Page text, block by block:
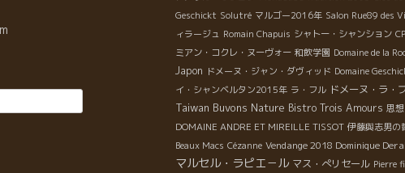
た。
いくタイプ。ワインの優しさと確実性が表
る。 実にソフトで疲れた時、二日酔いでも
くスーット体に入っていく絶品。 日本の試
京、札幌、大人気だった。 JURAと
ェルノワさんがいる。ジュリアンも尊敬す
ュリアンはその尊敬するオヴェルノワさんと
造所を構えた。 ３億年前のトリアス期の土壌
に葡萄園が広がっている。 柔らかなミネラ
由来する。
Geschickt Solutré マルゴー2016年 Salon Rue89 des
ィラージュ Romain Chapuis シャトー・シャンション
ミアン・コクレ・ヌーヴォー 和飲学園 Domaine de la
Japon ドメーヌ・ジャン・ダヴィッド Domaine
イ・シャンベルタン2015年 ラ・フル ドメーヌ・ラ・
Taiwan Buvons Nature Bistro Trois Amours 思想
DOMAINE ANDRE ET MIREILLE TISSOT 伊藤與志男の
Beaux Macs Cézanne Vendange 2018 Dominique
マルセル・ラピエ－ル マス・ぺリセール Pierre